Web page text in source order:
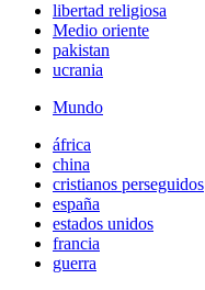
libertad religiosa
Medio oriente
pakistan
ucrania
Mundo
áfrica
china
cristianos perseguidos
españa
estados unidos
francia
guerra